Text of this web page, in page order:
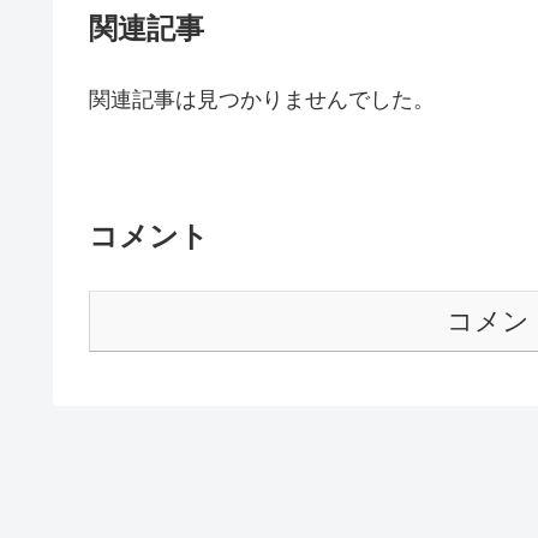
関連記事
関連記事は見つかりませんでした。
コメント
コメン